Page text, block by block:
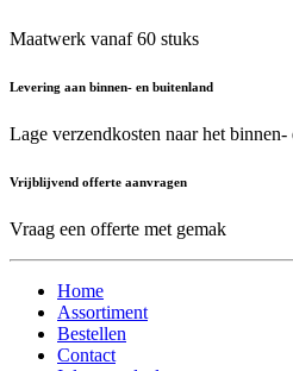
Maatwerk vanaf 60 stuks
Levering aan binnen- en buitenland
Lage verzendkosten naar het binnen-
Vrijblijvend offerte aanvragen
Vraag een offerte met gemak
Home
Assortiment
Bestellen
Contact